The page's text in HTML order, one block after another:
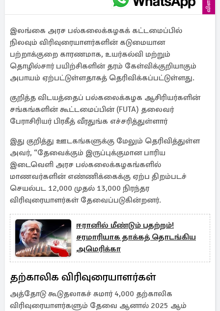
இலங்கை அரச பல்கலைக்கழகக் கட்டமைப்பில்
நிலவும் விரிவுரையாளர்களின் கடுமையான
பற்றாக்குறை காரணமாக, உயர்கல்வி மற்றும்
தொழில்சார் பயிற்சிகளின் தரம் கேள்விக்குறியாகும்
அபாயம் ஏற்பட்டுள்ளதாகத் தெரிவிக்கப்பட்டுள்ளது.
குறித்த விடயத்தைப் பல்கலைக்கழக ஆசிரியர்களின்
சங்கங்களின் கூட்டமைப்பின் (FUTA) தலைவர்
பேராசிரியர் பிரகீத் வீரதுங்க எச்சரித்துள்ளார்
இது குறித்து ஊடகங்களுக்கு மேலும் தெரிவித்துள்ள
அவர், “தேவைக்கும் இருப்புக்குமான பாரிய
இடைவெளி அரச பல்கலைக்கழகங்களில்
மாணவர்களின் எண்ணிக்கைக்கு ஏற்ப திறம்படச்
செயல்பட 12,000 முதல் 13,000 நிரந்தர
விரிவுரையாளர்கள் தேவைப்படுகின்றனர்.
ஈரானில் மீண்டும் பதற்றம்!
சரமாரியாக தாக்கத் தொடங்கிய
அமெரிக்கா
தற்காலிக விரிவுரையாளர்கள்
அத்தோடு கூடுதலாகச் சுமார் 4,000 தற்காலிக
விரிவுரையாளர்களும் தேவை ஆனால் 2025 ஆம்